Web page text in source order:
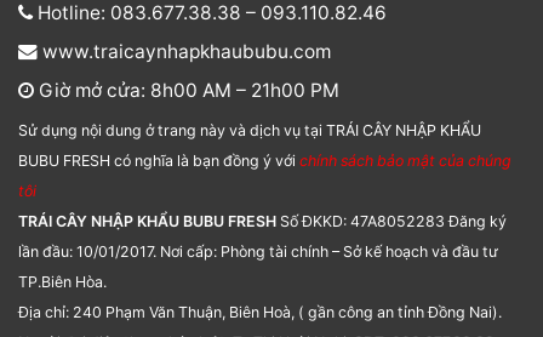
Hotline: 083.677.38.38 – 093.110.82.46
www.traicaynhapkhaububu.com
Giờ mở cửa: 8h00 AM – 21h00 PM
Sử dụng nội dung ở trang này và dịch vụ tại TRÁI CÂY NHẬP KHẨU
BUBU FRESH có nghĩa là bạn đồng ý với chính sách bảo mật của chúng
tôi
TRÁI CÂY NHẬP KHẨU BUBU FRESH Số ĐKKD: 47A8052283 Đăng ký
lần đầu: 10/01/2017. Nơi cấp: Phòng tài chính – Sở kế hoạch và đầu tư
TP.Biên Hòa.
Địa chỉ: 240 Phạm Văn Thuận, Biên Hoà, ( gần công an tỉnh Đồng Nai).